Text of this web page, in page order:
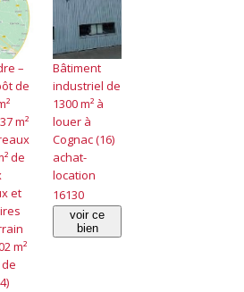
–
de
m²
de
et
m²
Bâtiment
industriel de
1300 m² à
louer à
Cognac (16)
achat-
location
16130
voir ce
bien